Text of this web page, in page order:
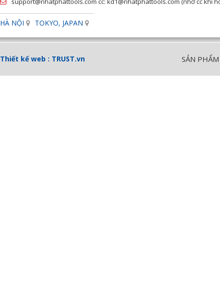
HÀ NỘI TOKYO, JAPAN
Thiết kế web : TRUST.vn SẢN PHẨM